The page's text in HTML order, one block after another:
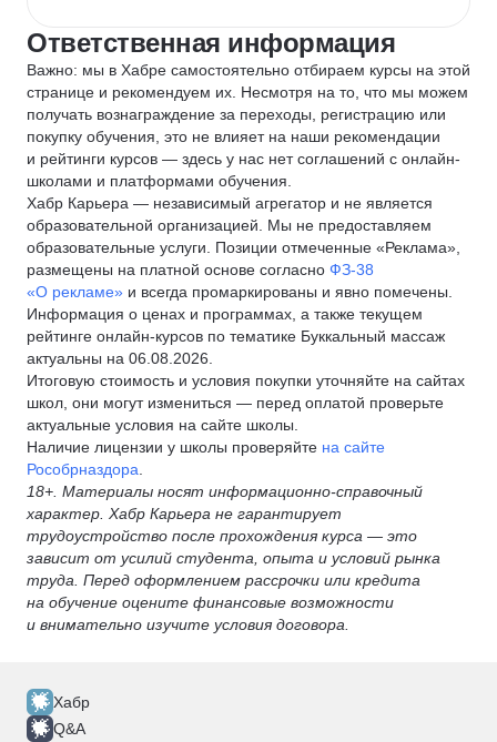
Ответственная информация
Важно: мы в Хабре самостоятельно отбираем курсы на этой
странице и рекомендуем их. Несмотря на то, что мы можем
получать вознаграждение за переходы, регистрацию или
покупку обучения, это не влияет на наши рекомендации
и рейтинги курсов — здесь у нас нет соглашений с онлайн-
школами и платформами обучения.
Хабр Карьера — независимый агрегатор и не является
образовательной организацией. Мы не предоставляем
образовательные услуги. Позиции отмеченные «Реклама»,
размещены на платной основе согласно ФЗ-38
«О рекламе» и всегда промаркированы и явно помечены.
Информация о ценах и программах, а также текущем
рейтинге онлайн-курсов по тематике Буккальный массаж
актуальны на 06.08.2026.
Итоговую стоимость и условия покупки уточняйте на сайтах
школ, они могут измениться — перед оплатой проверьте
актуальные условия на сайте школы.
Наличие лицензии у школы проверяйте на сайте
Рособрназдора
18+. Материалы носят информационно-справочный
характер. Хабр Карьера не гарантирует
трудоустройство после прохождения курса — это
зависит от усилий студента, опыта и условий рынка
труда. Перед оформлением рассрочки или кредита
на обучение оцените финансовые возможности
и внимательно изучите условия договора.
Хабр
Q&A